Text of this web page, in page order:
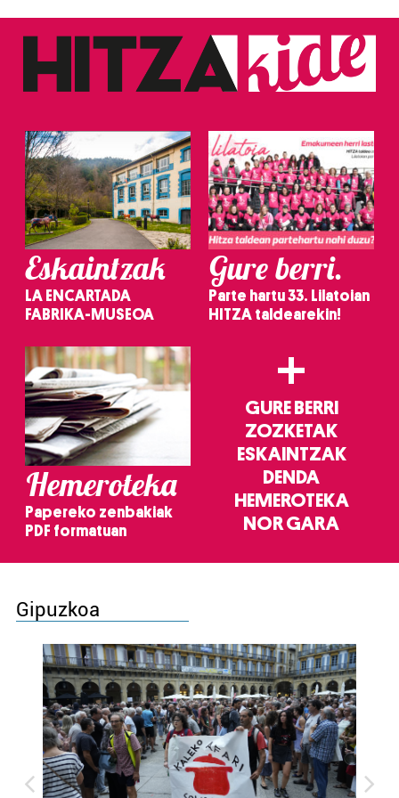
Eskaintzak
LA ENCARTADA
FABRIKA-MUSEOA
Gure berri.
Parte hartu 33. Lilatoian
HITZA taldearekin!
Hemeroteka
Papereko zenbakiak
PDF formatuan
+
GURE BERRI
ZOZKETAK
ESKAINTZAK
DENDA
HEMEROTEKA
NOR GARA
Gipuzkoa